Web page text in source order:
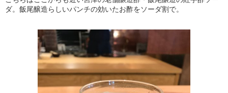
ダ。飯尾醸造らしいパンチの効いたお酢をソーダ割で。